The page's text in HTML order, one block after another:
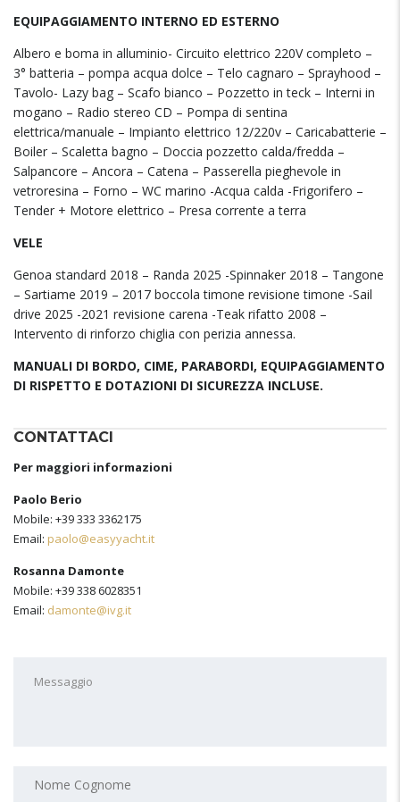
EQUIPAGGIAMENTO INTERNO ED ESTERNO
Albero e boma in alluminio- Circuito elettrico 220V completo –
3° batteria – pompa acqua dolce – Telo cagnaro – Sprayhood –
Tavolo- Lazy bag – Scafo bianco – Pozzetto in teck – Interni in
mogano – Radio stereo CD – Pompa di sentina
elettrica/manuale – Impianto elettrico 12/220v – Caricabatterie –
Boiler – Scaletta bagno – Doccia pozzetto calda/fredda –
Salpancore – Ancora – Catena – Passerella pieghevole in
vetroresina – Forno – WC marino -Acqua calda -Frigorifero –
Tender + Motore elettrico – Presa corrente a terra
VELE
Genoa standard 2018 – Randa 2025 -Spinnaker 2018 – Tangone
– Sartiame 2019 – 2017 boccola timone revisione timone -Sail
drive 2025 -2021 revisione carena -Teak rifatto 2008 –
Intervento di rinforzo chiglia con perizia annessa.
MANUALI DI BORDO, CIME, PARABORDI, EQUIPAGGIAMENTO
DI RISPETTO E DOTAZIONI DI SICUREZZA INCLUSE.
CONTATTACI
Per maggiori informazioni
Paolo Berio
Mobile: +39 333 3362175
Email: paolo@easyyacht.it
Rosanna Damonte
Mobile: +39 338 6028351
Email: damonte@ivg.it